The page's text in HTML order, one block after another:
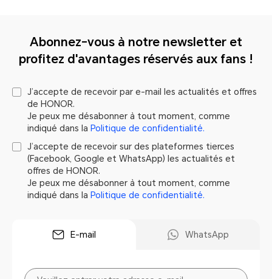
Abonnez-vous à notre newsletter et
profitez d'avantages réservés aux fans !
J’accepte de recevoir par e-mail les actualités et offres
de HONOR.
Je peux me désabonner à tout moment, comme
indiqué dans la Politique de confidentialité.
J’accepte de recevoir sur des plateformes tierces
(Facebook, Google et WhatsApp) les actualités et
offres de HONOR.
Je peux me désabonner à tout moment, comme
indiqué dans la Politique de confidentialité.
E-mail WhatsApp